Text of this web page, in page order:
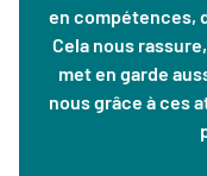
en compétences,
Cela nous
met en garde
nous grâce à ces